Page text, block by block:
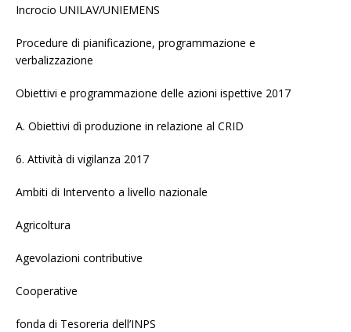
Incrocio UNILAV/UNIEMENS
Procedure di pianificazione, programmazione e
verbalizzazione
Obiettivi e programmazione delle azioni ispettive 2017
A. Obiettivi dì produzione in relazione al CRID
6. Attività di vigilanza 2017
Ambiti di Intervento a livello nazionale
Agricoltura
Agevolazioni contributive
Cooperative
fonda di Tesoreria dell’INPS